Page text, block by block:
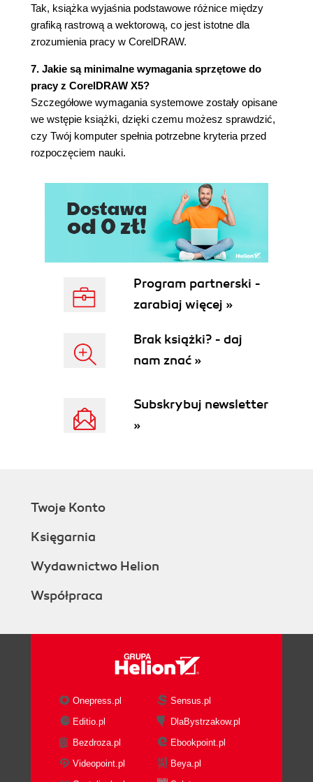
Tak, książka wyjaśnia podstawowe różnice między
grafiką rastrową a wektorową, co jest istotne dla
zrozumienia pracy w CorelDRAW.
7. Jakie są minimalne wymagania sprzętowe do
pracy z CorelDRAW X5?
Szczegółowe wymagania systemowe zostały opisane
we wstępie książki, dzięki czemu możesz sprawdzić,
czy Twój komputer spełnia potrzebne kryteria przed
rozpoczęciem nauki.
Program partnerski -
zarabiaj więcej »
Brak książki? - daj
nam znać »
Subskrybuj newsletter
»
Twoje Konto
Księgarnia
Wydawnictwo Helion
Współpraca
Onepress.pl
Sensus.pl
Editio.pl
DlaBystrzakow.pl
Bezdroza.pl
Ebookpoint.pl
Videopoint.pl
Beya.pl